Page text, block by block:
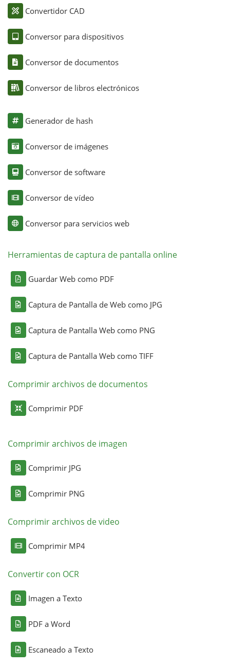
Convertidor CAD
Conversor para dispositivos
Conversor de documentos
Conversor de libros electrónicos
Generador de hash
Conversor de imágenes
Conversor de software
Conversor de vídeo
Conversor para servicios web
Herramientas de captura de pantalla online
Guardar Web como PDF
Captura de Pantalla de Web como JPG
Captura de Pantalla Web como PNG
Captura de Pantalla Web como TIFF
Comprimir archivos de documentos
Comprimir PDF
Comprimir archivos de imagen
Comprimir JPG
Comprimir PNG
Comprimir archivos de video
Comprimir MP4
Convertir con OCR
Imagen a Texto
PDF a Word
Escaneado a Texto